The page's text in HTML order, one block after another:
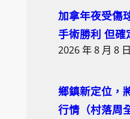
加拿年夜受傷
手術勝利 但確
2026 年 8 月 8 日
鄉鎮新定位，
行情（村落周